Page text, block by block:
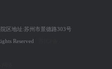
区地址:苏州市景德路303号
Reserved